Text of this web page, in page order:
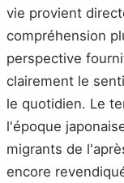
vie provient
compréhension
perspective
clairement le
le quotidien. Le
l'époque
migrants de
encore